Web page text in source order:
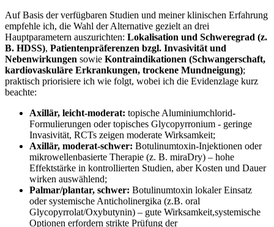
Auf Basis der verfügbaren Studien und meiner klinischen Erfahrung
empfehle ich,⁤ die Wahl der Alternative​ gezielt an drei
Hauptparametern auszurichten: Lokalisation ⁢und‌ Schweregrad (z.​
B. HDSS), Patientenpräferenzen bzgl. Invasivität und
Nebenwirkungen sowie Kontraindikationen (Schwangerschaft,
kardiovaskuläre Erkrankungen, ⁣trockene Mundneigung);
praktisch priorisiere ​ich wie⁤ folgt, wobei‍ ich ‌die Evidenzlage kurz
⁤beachte:
Axillär, leicht-moderat: topische Aluminiumchlorid-
Formulierungen oder topisches Glycopyrronium ⁤-⁣ geringe
⁤Invasivität, ‍RCTs zeigen moderate Wirksamkeit;
Axillär, moderat-schwer: Botulinumtoxin-Injektionen oder
mikrowellenbasierte ‍Therapie (z.⁣ B. miraDry) – ‍hohe
Effektstärke in‌ kontrollierten Studien, aber​ Kosten und Dauer
wirken ‍auswählend;
Palmar/plantar, schwer: Botulinumtoxin lokaler Einsatz
oder ⁣systemische Anticholinergika​ (z.B.⁣ oral
Glycopyrrolat/Oxybutynin) – gute Wirksamkeit,systemische ​
Optionen erfordern strikte⁤ Prüfung‌ der